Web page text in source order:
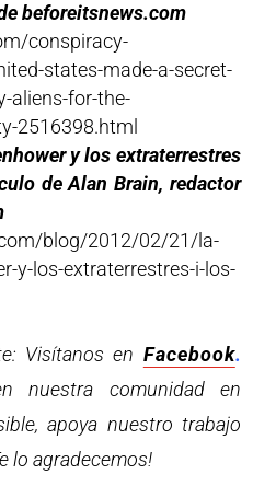
beforeitsnews.com
conspiracy-
states-made-a-secret-
aliens-for-the-
2516398.html
y los extraterrestres
de Alan Brain, redactor
blog/2012/02/21/la-
y-los-extraterrestres-i-los-
Visítanos en Facebook.
nuestra comunidad en
apoya nuestro trabajo
lo agradecemos!